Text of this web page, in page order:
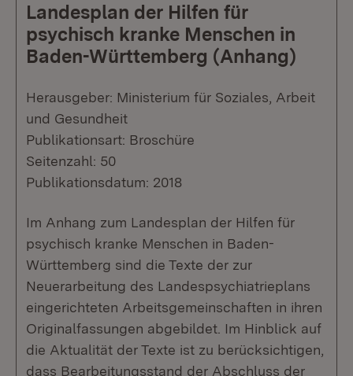
Landesplan der Hilfen für
psychisch kranke Menschen in
Baden-Württemberg (Anhang)
Herausgeber: Ministerium für Soziales, Arbeit
und Gesundheit
Publikationsart: Broschüre
Seitenzahl: 50
Publikationsdatum: 2018
Im Anhang zum Landesplan der Hilfen für
psychisch kranke Menschen in Baden-
Württemberg sind die Texte der zur
Neuerarbeitung des Landespsychiatrieplans
eingerichteten Arbeitsgemeinschaften in ihren
Originalfassungen abgebildet. Im Hinblick auf
die Aktualität der Texte ist zu berücksichtigen,
dass Bearbeitungsstand der Abschluss der